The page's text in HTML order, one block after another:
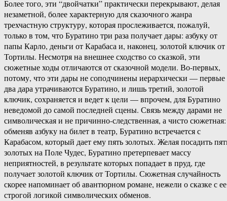
Более того, эти “двойчатки” практически перекрывают, делая
незаметной, более характерную для сказочного жанра
трехчастную структуру, которая прослеживается, пожалуй,
только в том, что Буратино три раза получает дары: азбуку от
папы Карло, деньги от Карабаса и, наконец, золотой ключик от
Тортилы. Несмотря на внешнее сходство со сказкой, эти
сюжетные ходы отличаются от сказочной модели. Во-первых,
потому, что эти дары не соподчинены иерархически — первые
два дара утрачиваются Буратино, и лишь третий, золотой
ключик, сохраняется и ведет к цели — впрочем, для Буратино
неведомой до самой последней сцены. Связь между дарами не
символическая и не причинно-следственная, а чисто сюжетная:
обменяв азбуку на билет в театр, Буратино встречается с
Карабасом, который дает ему пять золотых. Желая посадить
золотых на Поле Чудес, Буратино претерпевает массу
неприятностей, в результате которых попадает в пруд, где
получает золотой ключик от Тортилы. Сюжетная случайность
скорее напоминает об авантюрном романе, нежели о сказке с ее
строгой логикой символических обменов.